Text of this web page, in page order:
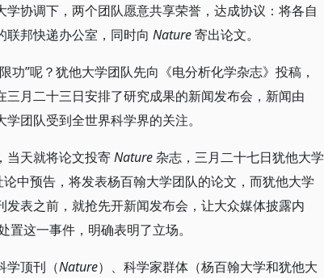
协调下，两个团队愿意共享荣誉，达成协议：将各自
邦快递办公室，同时向 Nature寄出论文。
功”呢？犹他大学团队先向《电分析化学杂志》投稿，
月二十三日安排了研究成果的新闻发布会，新闻由
团队受到全世界科学界的关注。
当天就将论文投寄Nature杂志，三月二十七日犹他大学
论中预告，将发表杨百翰大学团队的论文，而犹他大学
表之前，就抢先开新闻发布会，让大众媒体披露内
置这一事件，明确表明了立场。
顶刊（Nature）、科学家群体（杨百翰大学和犹他大